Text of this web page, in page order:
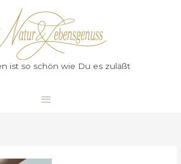
ist so schön wie Du es zuläßt
Hauptmenü